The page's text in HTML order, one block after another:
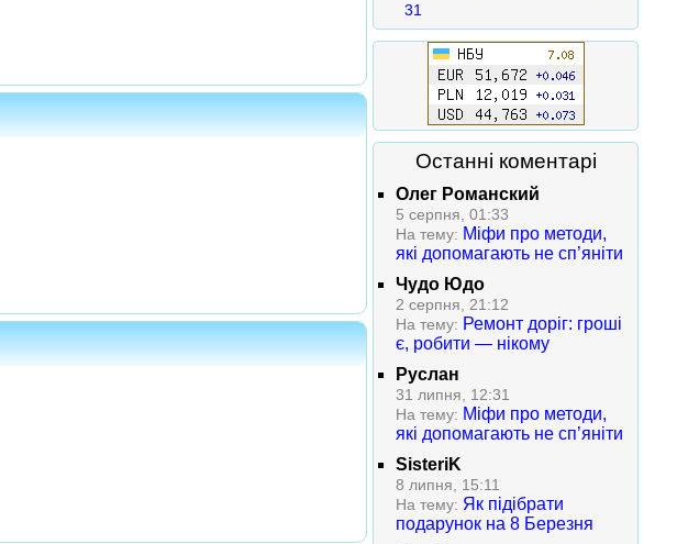
31
Останні коментарі
Олег Романский
5 серпня, 01:33
На тему: Міфи про методи,
які допомагають не сп’яніти
Чудо Юдо
2 серпня, 21:12
На тему: Ремонт доріг: гроші
є, робити — нікому
Руслан
31 липня, 12:31
На тему: Міфи про методи,
які допомагають не сп’яніти
SisteriK
8 липня, 15:11
На тему: Як підібрати
подарунок на 8 Березня